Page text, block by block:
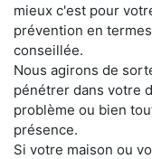
mieux c'est pour
prévention en
conseillée.
Nous agirons de
pénétrer dans votre
problème ou bien
présence.
Si votre maison ou